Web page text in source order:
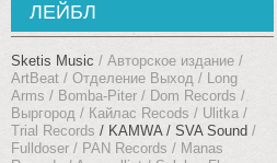
ЛЕЙБЛ
Sketis Music
Авторское издание
ArtBeat
Отделение Выход
Long
Arms
Bomba-Piter
Dom Records
Выргород
Кайлас Recods
Ulitka
Trial Records
KAMWA
SVA Sound
Fulldoser
PAN Records
Manas